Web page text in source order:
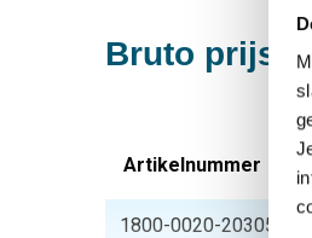
Bruto
Artikelnummer
1800-0020-203050510